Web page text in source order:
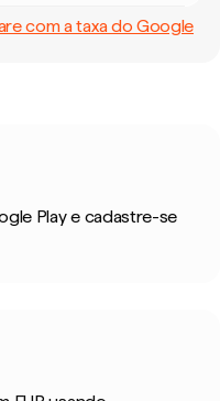
com a taxa do Google
Play e cadastre-se